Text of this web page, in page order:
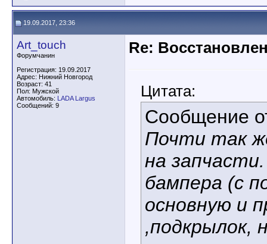
19.09.2017, 23:36
Art_touch
Форумчанин
Регистрация: 19.09.2017
Адрес: Нижний Новгород
Возраст: 41
Пол: Мужской
Автомобиль: LADA Largus
Сообщений: 9
Re:
Цитата:
Сообщение
Почти так
на
бампера (с
основную и
,подкрылок,